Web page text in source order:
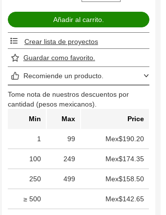
Crear lista de proyectos
Guardar como favorito.
Recomiende un producto.
Tome nota de nuestros descuentos por
cantidad (pesos mexicanos).
Min
Max Price
1 99 Mex$190.20
100 249 Mex$174.35
250 499 Mex$158.50
≥ 500 Mex$142.65